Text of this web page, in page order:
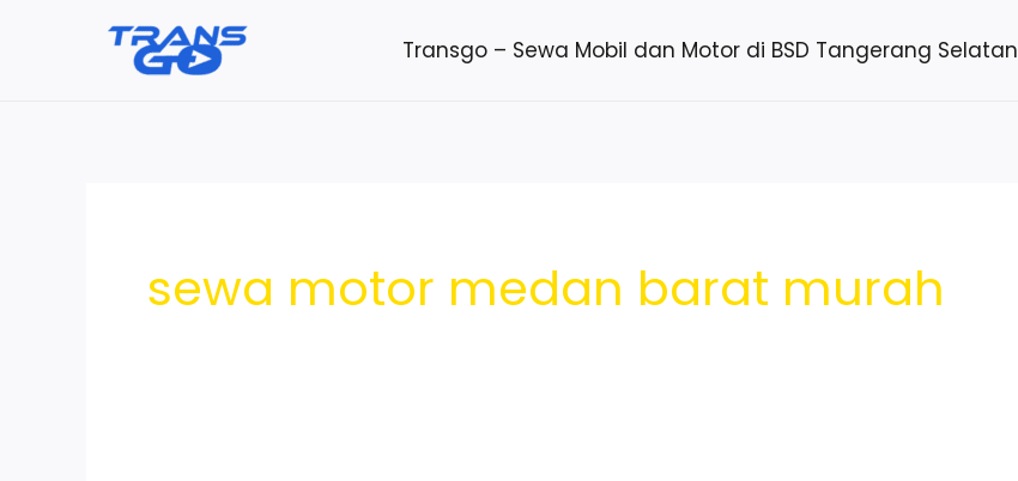
Transgo – Sewa Mobil dan Motor di BSD Tangerang Selatan
sewa motor medan barat murah